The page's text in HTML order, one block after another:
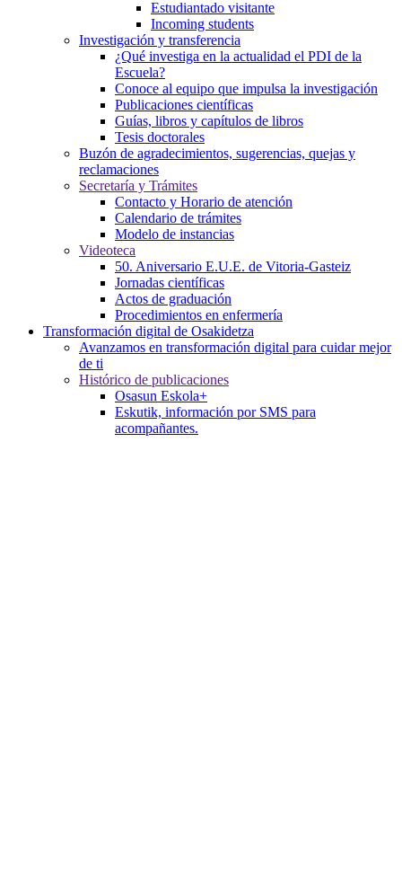
Estudiantado visitante
Incoming students
Investigación y transferencia
¿Qué investiga en la actualidad el PDI de la
Escuela?
Conoce al equipo que impulsa la investigación
Publicaciones científicas
Guías, libros y capítulos de libros
Tesis doctorales
Buzón de agradecimientos, sugerencias, quejas y
reclamaciones
Secretaría y Trámites
Contacto y Horario de atención
Calendario de trámites
Modelo de instancias
Videoteca
50. Aniversario E.U.E. de Vitoria-Gasteiz
Jornadas científicas
Actos de graduación
Procedimientos en enfermería
Transformación digital de Osakidetza
Avanzamos en transformación digital para cuidar mejor
de ti
Histórico de publicaciones
Osasun Eskola+
Eskutik, información por SMS para
acompañantes.